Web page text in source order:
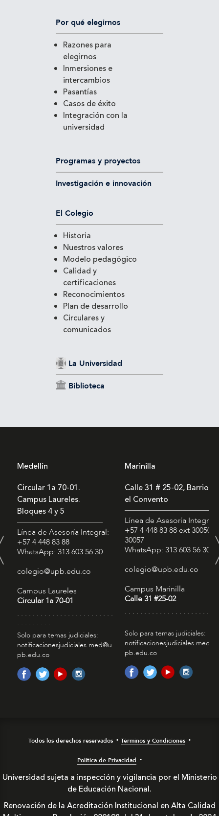
Por qué elegirnos
Razones para
elegirnos
Inmersiones e
intercambios
Pasantías
Casos de éxito
Integración con la
universidad
Programas y proyectos
Investigación e innovación
El Colegio
Historia
Nuestros valores
Modelo pedagógico
Calidad y
certificaciones
Reconocimientos
Plan de desarrollo
Circulares y
comunicados
La Universidad
Biblioteca
Medellín
Circular 1a 70-01.
Campus Laureles.
Bloques 4 y 5
Línea de Asesoría Integral:
+57 4 448 83 88
WhatsApp: 313 603 56 30
colegio@upb.edu.co
Campus Laureles
Circular 1a 70-01
. . . . . . . . . . . . . . . . . . . . . . . . .
. . . . . . . . .
Solo para temas judiciales:
notificacionesjudiciales.med@u
pb.edu.co
Marinilla
Calle 31 # 25-02, Barrio
el Convento
Línea de Asesoría Integral:
+57 4 448 83 88ext 30050 -
30057
WhatsApp: 313 603 56 30
colegio@upb.edu.co
Campus Marinilla
Calle 31 #25-02
. . . . . . . . . . . . . . . . . . . . . . . .
. . . . . . . . .
Solo para temas judiciales:
notificacionesjudiciales.med@u
pb.edu.co
Todos los derechos reservados Términos y Condiciones
Política de Privacidad
Universidad sujeta a inspección y vigilancia por el Ministerio
de Educación Nacional.
Renovación de la Acreditación Institucional en Alta Calidad